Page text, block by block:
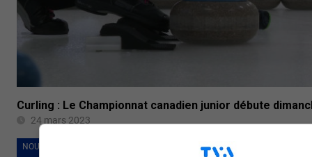
Curling : Le Championnat canadien junior débute
24 mars 2023
NOUVELLES